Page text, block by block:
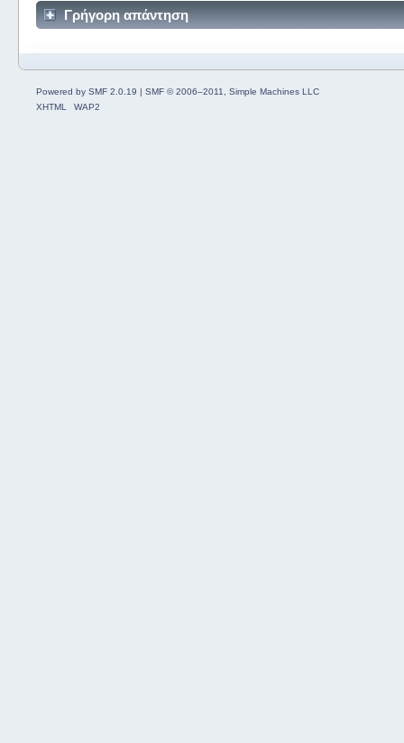
Γρήγορη απάντηση
Powered by SMF 2.0.19 | SMF © 2006–2011, Simple Machines LLC
XHTML
WAP2